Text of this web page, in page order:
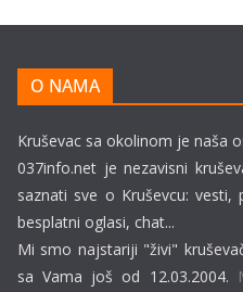
O NAMA
Kruševac sa okolinom je naša
037info.net je nezavisni
saznati sve o Kruševcu: vesti,
besplatni oglasi, chat...
Mi smo najstariji "živi"
sa Vama još od 12.03.2004.